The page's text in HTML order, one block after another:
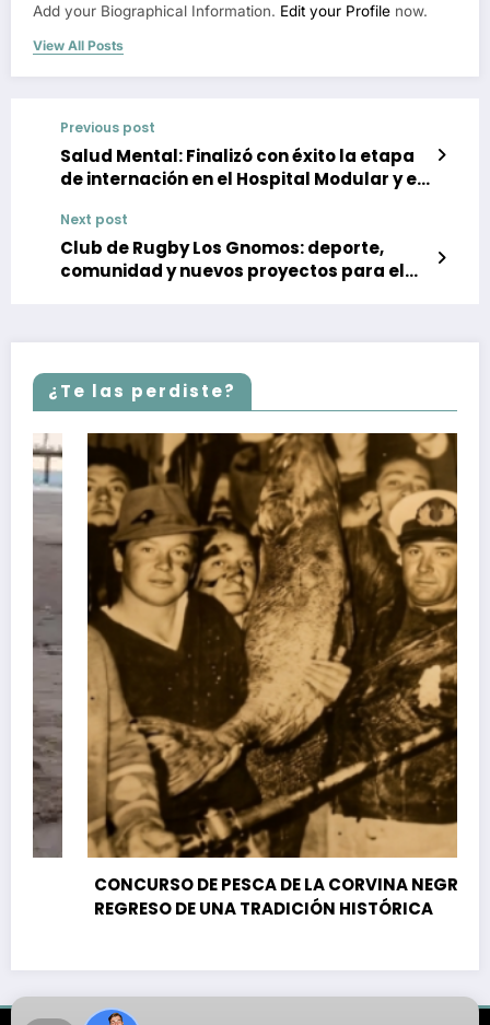
Add your Biographical Information. Edit your Profile now.
View All Posts
Previous post
Salud Mental: Finalizó con éxito la etapa
de internación en el Hospital Modular y el
Ajó
Next post
Club de Rugby Los Gnomos: deporte,
comunidad y nuevos proyectos para el
¿Te las perdiste?
CONCURSO DE PESCA DE LA CORVINA NEGRA: EL
REGRESO DE UNA TRADICIÓN HISTÓRICA